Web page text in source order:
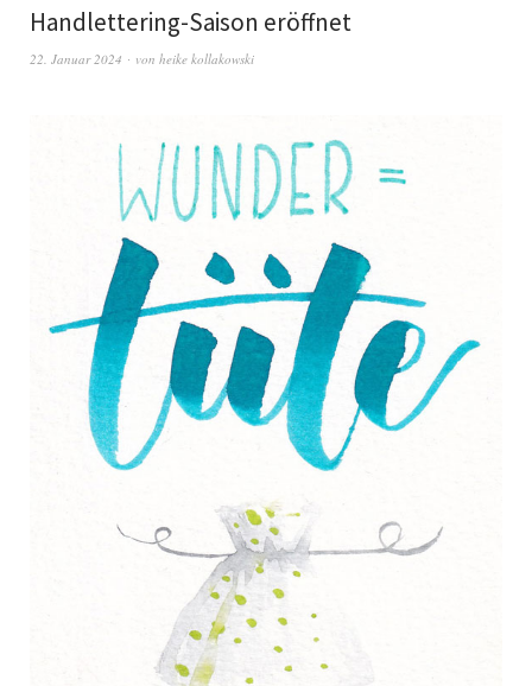
Handlettering-Saison eröffnet
22. Januar 2024 von heike kollakowski